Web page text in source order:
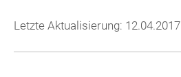
Letzte Aktualisierung: 12.04.2017